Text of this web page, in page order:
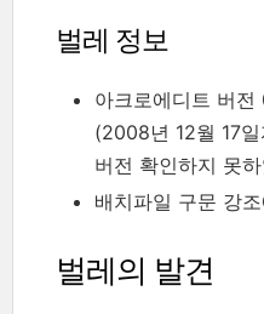
벌레 정보
아크로에디트 버전
(2008년 12월 17
버전 확인하지 못
배치파일 구문 강
벌레의 발견